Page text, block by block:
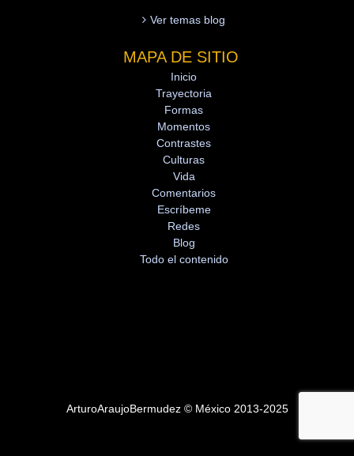
Ver temas blog
MAPA DE SITIO
Inicio
Trayectoria
Formas
Momentos
Contrastes
Culturas
Vida
Comentarios
Escríbeme
Redes
Blog
Todo el contenido
ArturoAraujoBermudez © México 2013-2025